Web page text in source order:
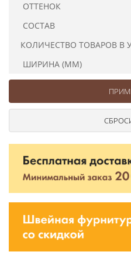
ОТТЕНОК
СОСТАВ
КОЛИЧЕСТВО ТОВАРОВ В
ШИРИНА (ММ)